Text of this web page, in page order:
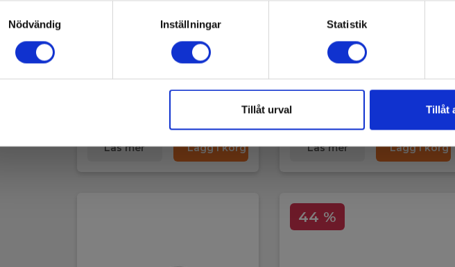
Nödvändig
Inställningar Statistik
Tillåt urval Tillåt
PV-temperaturprobe
EAN 3831063439936
Snart på lager igen
Läs mer Lägg i korg
PV-referenscell
EAN 3831063439943
Snart på lager igen
820,00 SEK
Läs mer Lägg i korg
44 %